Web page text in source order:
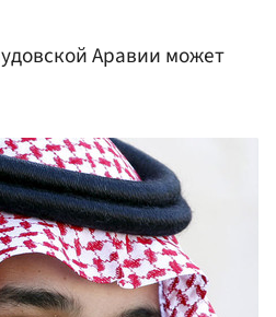
Аравии может